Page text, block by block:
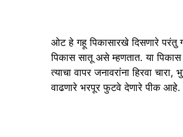
ओट हे गहू पिकासारखे दिसणारे परंतु
पिकास सातू असे म्हणतात. या
त्याचा वापर जनावरांना हिरवा
वाढणारे भरपूर फुटवे देणारे पीक आहे.